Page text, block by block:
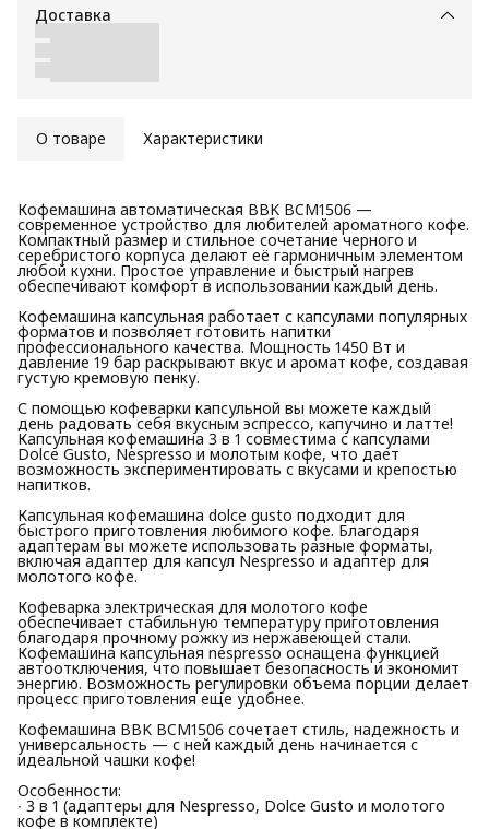
Доставка
О товаре Характеристики
Кофемашина автоматическая BBK BCM1506 —
современное устройство для любителей ароматного кофе.
Компактный размер и стильное сочетание черного и
серебристого корпуса делают её гармоничным элементом
любой кухни. Простое управление и быстрый нагрев
обеспечивают комфорт в использовании каждый день.
Кофемашина капсульная работает с капсулами популярных
форматов и позволяет готовить напитки
профессионального качества. Мощность 1450 Вт и
давление 19 бар раскрывают вкус и аромат кофе, создавая
густую кремовую пенку.
С помощью кофеварки капсульной вы можете каждый
день радовать себя вкусным эспрессо, капучино и латте!
Капсульная кофемашина 3 в 1 совместима с капсулами
Dolce Gusto, Nespresso и молотым кофе, что дает
возможность экспериментировать с вкусами и крепостью
напитков.
Капсульная кофемашина dolce gusto подходит для
быстрого приготовления любимого кофе. Благодаря
адаптерам вы можете использовать разные форматы,
включая адаптер для капсул Nespresso и адаптер для
молотого кофе.
Кофеварка электрическая для молотого кофе
обеспечивает стабильную температуру приготовления
благодаря прочному рожку из нержавеющей стали.
Кофемашина капсульная nespresso оснащена функцией
автоотключения, что повышает безопасность и экономит
энергию. Возможность регулировки объема порции делает
процесс приготовления еще удобнее.
Кофемашина BBK BCM1506 сочетает стиль, надежность и
универсальность — с ней каждый день начинается с
идеальной чашки кофе!
Особенности:
∙ 3 в 1 (адаптеры для Nespresso, Dolce Gusto и молотого
кофе в комплекте)